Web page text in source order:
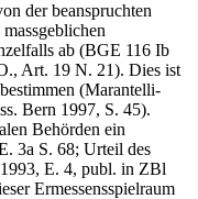
der beanspruchten
ab (BGE 116 Ib
Art. 19 N. 21). Dies ist
(Marantelli-
Bern 1997, S. 45).
Behörden ein
3a S. 68; Urteil des
E. 4, publ. in ZBl
Ermessensspielraum